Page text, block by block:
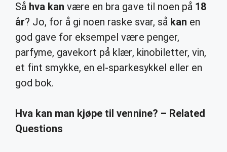
Så hva kan være en bra gave til noen på 18
år? Jo, for å gi noen raske svar, så kan en
god gave for eksempel være penger,
parfyme, gavekort på klær, kinobiletter, vin,
et fint smykke, en el-sparkesykkel eller en
god bok.
Hva kan man kjøpe til vennine? – Related
Questions